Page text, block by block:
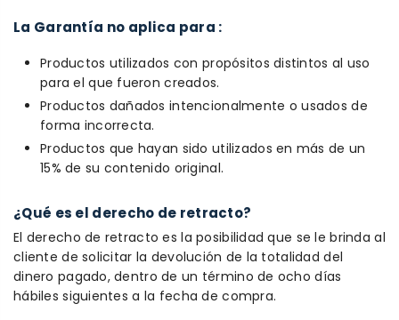
La Garantía no aplica para :
Productos utilizados con propósitos distintos al uso
para el que fueron creados.
Productos dañados intencionalmente o usados de
forma incorrecta.
Productos que hayan sido utilizados en más de un
15% de su contenido original.
¿Qué es el derecho de retracto?
El derecho de retracto es la posibilidad que se le brinda al
cliente de solicitar la devolución de la totalidad del
dinero pagado, dentro de un término de ocho días
hábiles siguientes a la fecha de compra.